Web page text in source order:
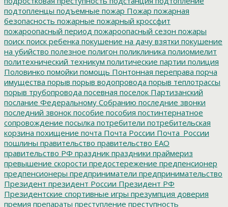
подтопленцы подъемные пожар Пожар пожарная
безопасность пожарные пожарный кроссфит
пожароопасный период пожароопасный сезон пожары
поиск поиск ребенка покушение на дачу взятки покушение
на убийство полезное полигон поликлиника полиомиелит
политехнический техникум политические партии полиция
Половинко помойки помощь Понтонная переправа порча
имущества порыв порыв водопровода порыв теплотрассы
порыв трубопровода посевная поселок Партизанский
послание Федеральному Собранию последние звонки
последний звонок пособие пособия постинтернатное
сопровождение посылка потребители потребительская
корзина похищение почта Почта России Почта_России
пошлины правительство правительство ЕАО
правительство РФ праздник праздники праймериз
превышение скорости предостережение предпенсионер
предпенсионеры предприниматели предпринимательство
Президент президент России Президент РФ
Президентские спортивные игры презумпция доверия
премия препараты преступление преступность